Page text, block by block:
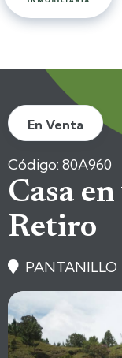
En Venta
Código: 80A960
Casa
Retiro
 PANTANILLO